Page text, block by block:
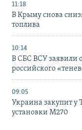
11:18
В Крыму снова
топлива
10:14
В СБС ВСУ заявили
российского
09:05
Украина закупит у
установки M270